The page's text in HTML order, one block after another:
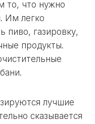
то, что нужно
Им легко
пиво, газировку,
продукты.
лучшие
сказывается